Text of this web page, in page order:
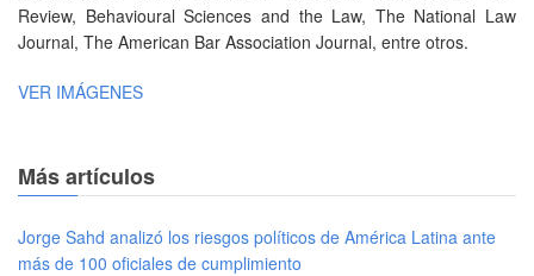
Review, Behavioural Sciences and the Law, The National Law
Journal, The American Bar Association Journal, entre otros.
VER IMÁGENES
Más artículos
Jorge Sahd analizó los riesgos políticos de América Latina ante
más de 100 oficiales de cumplimiento